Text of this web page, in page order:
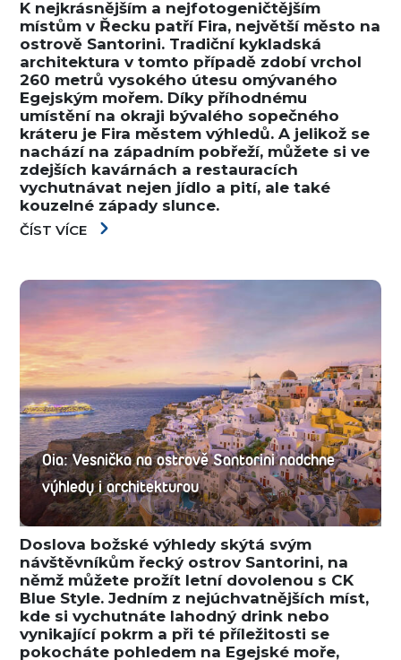
K nejkrásnějším a nejfotogeničtějším
místům v Řecku patří Fira, největší město na
ostrově Santorini. Tradiční kykladská
architektura v tomto případě zdobí vrchol
260 metrů vysokého útesu omývaného
Egejským mořem. Díky příhodnému
umístění na okraji bývalého sopečného
kráteru je Fira městem výhledů. A jelikož se
nachází na západním pobřeží, můžete si ve
zdejších kavárnách a restauracích
vychutnávat nejen jídlo a pití, ale také
kouzelné západy slunce.
ČÍST VÍCE
Oia: Vesnička na ostrově Santorini nadchne
výhledy i architekturou
Doslova božské výhledy skýtá svým
návštěvníkům řecký ostrov Santorini, na
němž můžete prožít letní dovolenou s CK
Blue Style. Jedním z nejúchvatnějších míst,
kde si vychutnáte lahodný drink nebo
vynikající pokrm a při té příležitosti se
pokocháte pohledem na Egejské moře,